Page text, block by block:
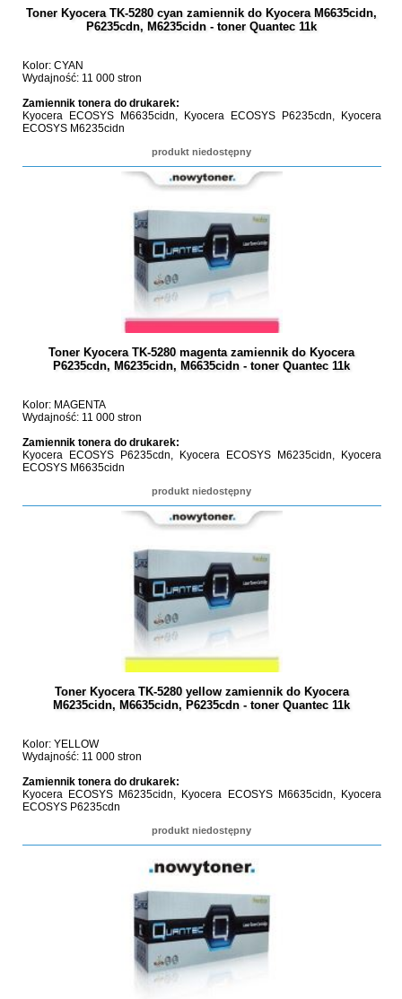
Toner Kyocera TK-5280 cyan zamiennik do Kyocera M6635cidn,
P6235cdn, M6235cidn - toner Quantec 11k
Kolor: CYAN
Wydajność: 11 000 stron
Zamiennik tonera do drukarek:
Kyocera ECOSYS M6635cidn, Kyocera ECOSYS P6235cdn, Kyocera
ECOSYS M6235cidn
produkt niedostępny
Toner Kyocera TK-5280 magenta zamiennik do Kyocera
P6235cdn, M6235cidn, M6635cidn - toner Quantec 11k
Kolor: MAGENTA
Wydajność: 11 000 stron
Zamiennik tonera do drukarek:
Kyocera ECOSYS P6235cdn, Kyocera ECOSYS M6235cidn, Kyocera
ECOSYS M6635cidn
produkt niedostępny
Toner Kyocera TK-5280 yellow zamiennik do Kyocera
M6235cidn, M6635cidn, P6235cdn - toner Quantec 11k
Kolor: YELLOW
Wydajność: 11 000 stron
Zamiennik tonera do drukarek:
Kyocera ECOSYS M6235cidn, Kyocera ECOSYS M6635cidn, Kyocera
ECOSYS P6235cdn
produkt niedostępny